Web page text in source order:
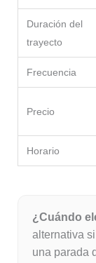
Duración del
trayecto
Frecuencia
Precio
Horario
¿Cuándo
alternativa
una parada